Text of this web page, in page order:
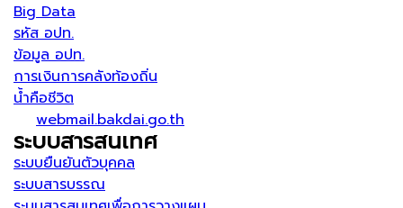
Big Data
รหัส อปท.
ข้อมูล อปท.
การเงินการคลังท้องถิ่น
น้ำคือชีวิต
webmail.bakdai.go.th
ระบบสารสนเทศ
ระบบยืนยันตัวบุคคล
ระบบสารบรรณ